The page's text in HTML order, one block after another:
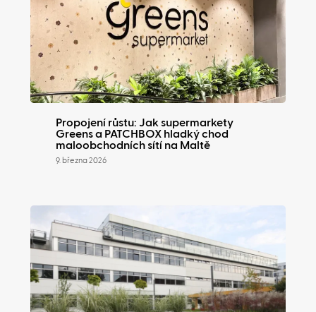
Propojení růstu: Jak supermarkety
Greens a PATCHBOX hladký chod
maloobchodních sítí na Maltě
9. března 2026